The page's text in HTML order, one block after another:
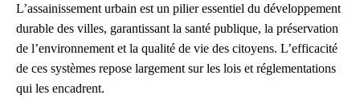
L’assainissement urbain est un pilier essentiel du développement
durable des villes, garantissant la santé publique, la préservation
de l’environnement et la qualité de vie des citoyens. L’efficacité
de ces systèmes repose largement sur les lois et réglementations
qui les encadrent.